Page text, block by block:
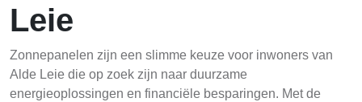
Leie
Zonnepanelen zijn een slimme keuze voor inwoners van
Alde Leie die op zoek zijn naar duurzame
energieoplossingen en financiële besparingen. Met de